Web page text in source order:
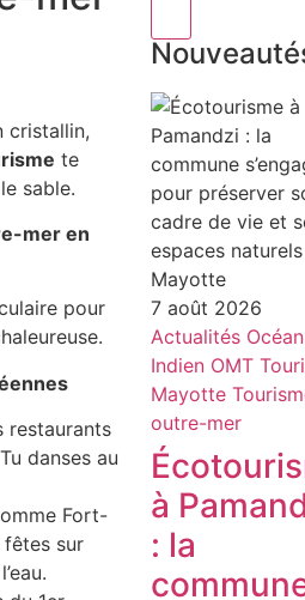
cristallin,
te
sable.
mer en
pour
restaurants
danses au
Fort-
sur
7 août 2026
Actualités Océan
Indien OMT
Mayotte
outre-mer
à
: la